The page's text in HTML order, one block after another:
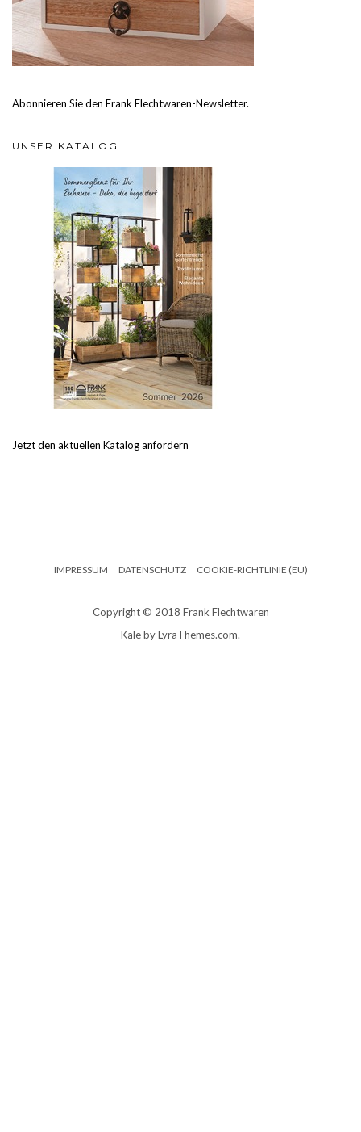
Abonnieren Sie den Frank Flechtwaren-Newsletter.
UNSER KATALOG
Jetzt den aktuellen Katalog anfordern
IMPRESSUM DATENSCHUTZ COOKIE-RICHTLINIE (EU)
Copyright © 2018 Frank Flechtwaren
Kaleby LyraThemes.com.